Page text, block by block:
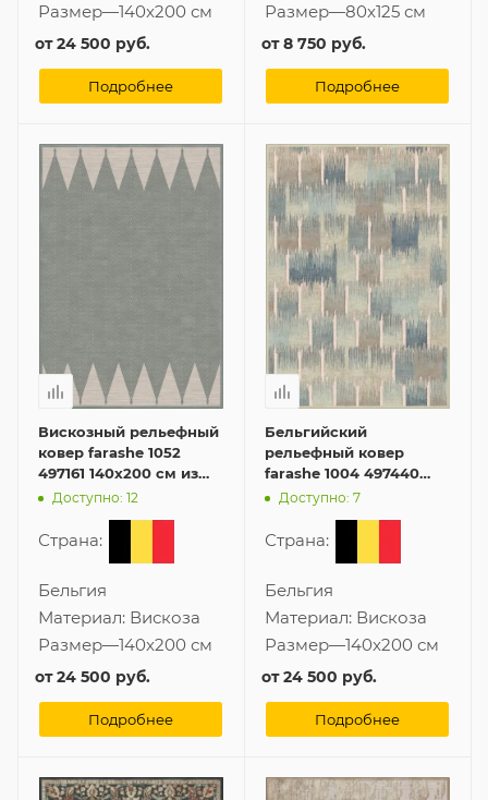
Размер—140x200 см
от24 500 руб.
Подробнее
Размер—80x125 см
от8 750 руб.
Подробнее
Вискозный рельефный
ковер farashe 1052
497161 140x200 см из
Бельгии
Доступно: 12
Страна:
Бельгия
Материал: Вискоза
Размер—140x200 см
от24 500 руб.
Подробнее
Бельгийский
рельефный ковер
farashe 1004 497440
140x200 см из вискозы
Доступно: 7
Страна:
Бельгия
Материал: Вискоза
Размер—140x200 см
от24 500 руб.
Подробнее